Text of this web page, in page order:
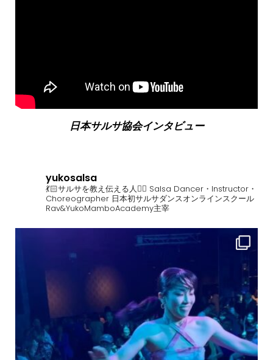
日本サルサ協会インタビュー
yukosalsa
💃🏻サルサを教え伝える人❤️‍🔥 Salsa Dancer・Instructor・
Choreographer 日本初サルサダンスオンラインスクール
Rav&YukoMamboAcademy主宰